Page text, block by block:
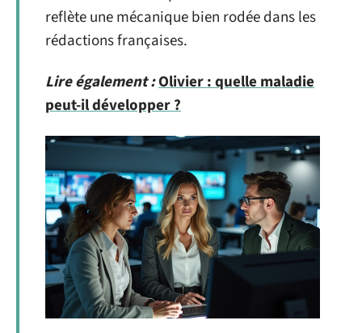
reflète une mécanique bien rodée dans les
rédactions françaises.
Lire également :Olivier : quelle maladie
peut-il développer ?